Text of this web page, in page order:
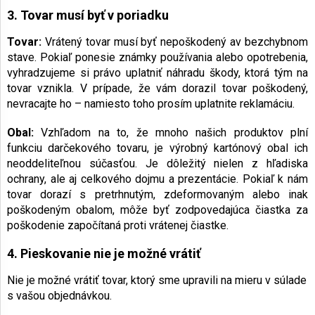
3. Tovar musí byť v poriadku
Tovar: Vrátený tovar musí byť nepoškodený av bezchybnom
stave. Pokiaľ ponesie známky používania alebo opotrebenia,
vyhradzujeme si právo uplatniť náhradu škody, ktorá tým na
tovar vznikla. V prípade, že vám dorazil tovar poškodený,
nevracajte ho – namiesto toho prosím uplatnite reklamáciu.
Obal: Vzhľadom na to, že mnoho našich produktov plní
funkciu darčekového tovaru, je výrobný kartónový obal ich
neoddeliteľnou súčasťou. Je dôležitý nielen z hľadiska
ochrany, ale aj celkového dojmu a prezentácie. Pokiaľ k nám
tovar dorazí s pretrhnutým, zdeformovaným alebo inak
poškodeným obalom, môže byť zodpovedajúca čiastka za
poškodenie započítaná proti vrátenej čiastke.
4. Pieskovanie nie je možné vrátiť
Nie je možné vrátiť tovar, ktorý sme upravili na mieru v súlade
s vašou objednávkou.